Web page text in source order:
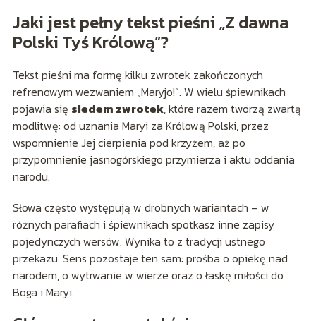
Jaki jest pełny tekst pieśni „Z dawna
Polski Tyś Królową”?
Tekst pieśni ma formę kilku zwrotek zakończonych
refrenowym wezwaniem „Maryjo!”. W wielu śpiewnikach
pojawia się siedem zwrotek, które razem tworzą zwartą
modlitwę: od uznania Maryi za Królową Polski, przez
wspomnienie Jej cierpienia pod krzyżem, aż po
przypomnienie jasnogórskiego przymierza i aktu oddania
narodu.
Słowa często występują w drobnych wariantach – w
różnych parafiach i śpiewnikach spotkasz inne zapisy
pojedynczych wersów. Wynika to z tradycji ustnego
przekazu. Sens pozostaje ten sam: prośba o opiekę nad
narodem, o wytrwanie w wierze oraz o łaskę miłości do
Boga i Maryi.